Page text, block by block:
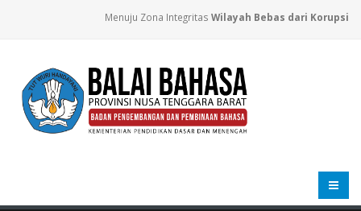
Menuju Zona Integritas Wilayah Bebas dari Korupsi